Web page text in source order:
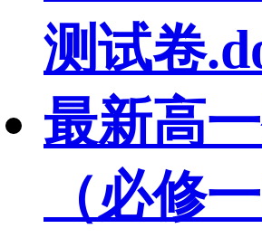
测试卷
最新高
（必修